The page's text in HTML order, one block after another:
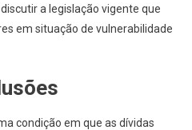
a legislação vigente que
em situação de vulnerabilidade
condição em que as dívidas